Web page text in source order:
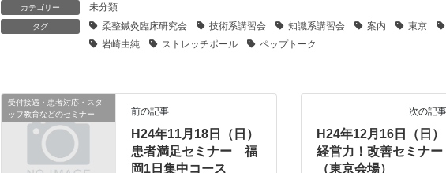
カテゴリー 未分類
タグ 柔整鍼灸臨床研究会 技術系講習会 知識系講習会 案内 東京
岩崎由純
ストレッチポール ペップトーク
受付接遇・患者対応・スタ
ッフ教育などのセミナー
前の記事
H24年11月18日（日）
患者満足セミナー 福
岡1日集中コース
次の記事
H24年12月16日（日）
経営力！改善セミナー
（東京会場）